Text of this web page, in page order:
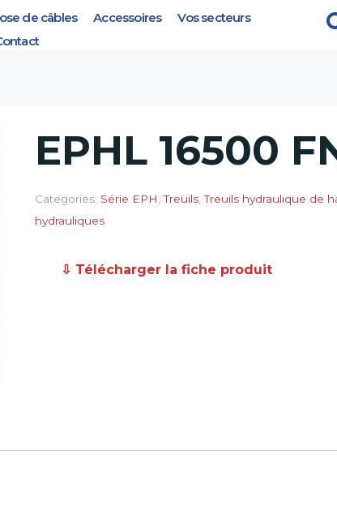
de câbles Accessoires
Vos secteurs
EPHL 16500
Categories: Série EPH ,Treuils ,Treuils hydraulique de
hydrauliques
⇩ Télécharger la fiche produit